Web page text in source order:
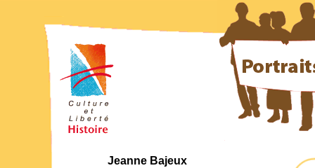
Jeanne Bajeux